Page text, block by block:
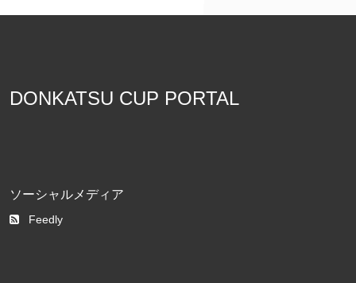
DONKATSU CUP PORTAL
ソーシャルメディア
Feedly